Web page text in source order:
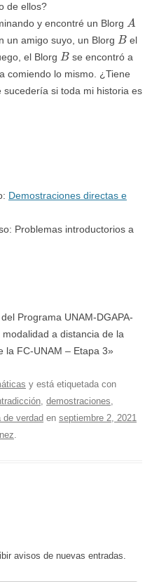
de ellos?
y encontré un Blorg
A
un amigo suyo, un Blorg Bel
el Blorg Bse encontró a
comiendo lo mismo. ¿Tiene
si toda mi historia es
Demostraciones directas e
Problemas introductorios a
Programa UNAM-DGAPA-
a distancia de la
la FC-UNAM – Etapa 3»
y está etiquetada con
, demostraciones,
de verdad en septiembre 2, 2021
.
avisos de nuevas entradas.